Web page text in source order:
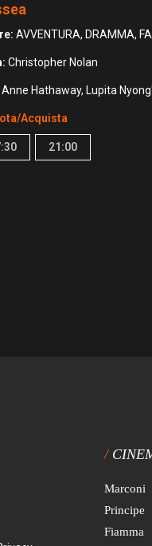
AVVENTURA, DRAMMA,
Christopher Nolan
Anne Hathaway, Lupita
Acquista
21:00
Marconi
Principe
Fiamma